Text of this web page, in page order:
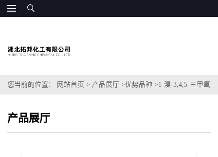
您当前的位置： 网站首页 > 产品展厅 >优势品种 >1-溴-3,4,5-三甲氧
产品展厅